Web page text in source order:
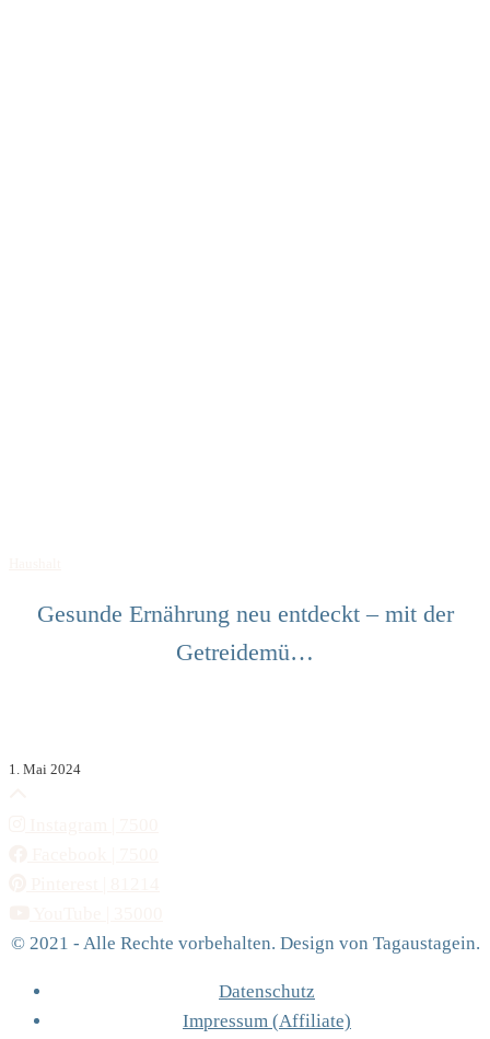
Gesunde Ernährung neu entdeckt – mit der
Getreidemü…
1. Mai 2024
© 2021 - Alle Rechte vorbehalten. Design von Tagaustagein.
Datenschutz
Impressum (Affiliate)